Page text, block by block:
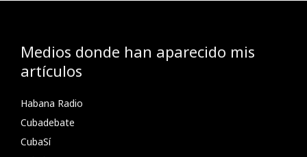
Medios donde han aparecido mis
artículos
Habana Radio
Cubadebate
CubaSí